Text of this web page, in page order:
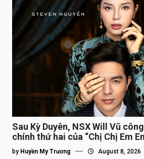
Sau Kỳ Duyên, NSX Will Vũ
chính thứ hai của “Chị Chị Em
by Huyền My Trương August 8, 2026